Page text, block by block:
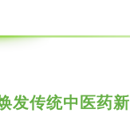
发传统中医药